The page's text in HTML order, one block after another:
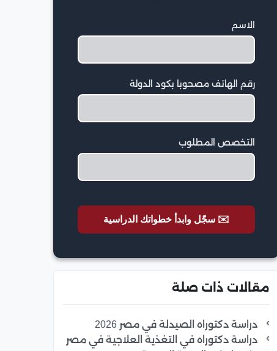
الاسم
رقم الهاتف مصحوبا بكود الدولة
التخصص المطلوب
✉️ سجّل وابدأ خطواتك الدراسية
مقالات ذات صلة
دراسة دكتوراه الصيدلة في مصر 2026
دراسة دكتوراه في التغذية العلاجية في مصر